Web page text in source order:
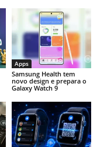
Apps
Samsung Health tem
novo design e prepara o
Galaxy Watch 9